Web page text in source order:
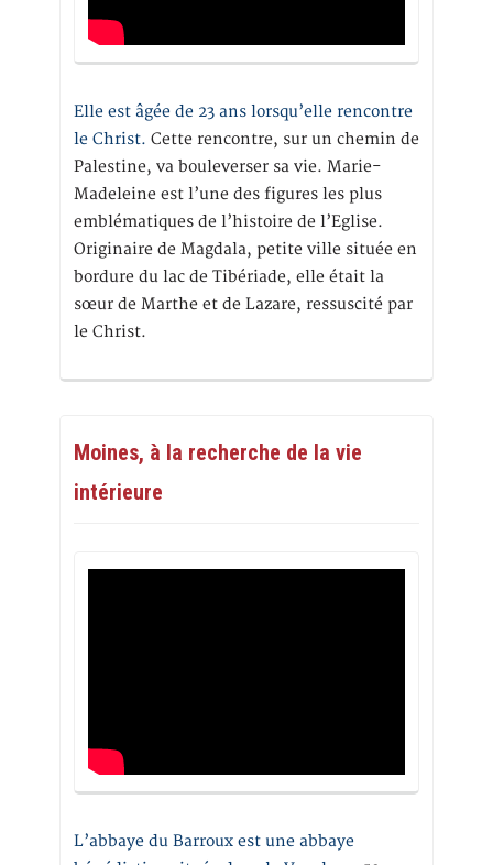
Elle est âgée de 23 ans lorsqu’elle rencontre
le Christ. Cette rencontre, sur un chemin de
Palestine, va bouleverser sa vie. Marie-
Madeleine est l’une des figures les plus
emblématiques de l’histoire de l’Eglise.
Originaire de Magdala, petite ville située en
bordure du lac de Tibériade, elle était la
sœur de Marthe et de Lazare, ressuscité par
le Christ.
Moines, à la recherche de la vie
intérieure
L’abbaye du Barroux est une abbaye